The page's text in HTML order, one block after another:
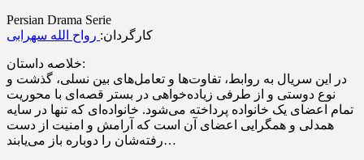
Persian Drama Serie
کارگردان: رواح الله سهرابی
خلاصه داستان:
در این سریال به روابط، تفاوت‌ها و تعامل‌های بین نسلی، گذشت و
نوع دوستی و از طرفی زیاده‌خواهی در بستر قصه‌ای با محوریت
تمام اعضای یک خانواده پرداخته می‌شود. خانواده‌ای که تنها در سایه
همدلی و همگرایی اعضای آن است که آرامش و امنیت از دست
رفته‌شان را دوباره باز می‌یابند…